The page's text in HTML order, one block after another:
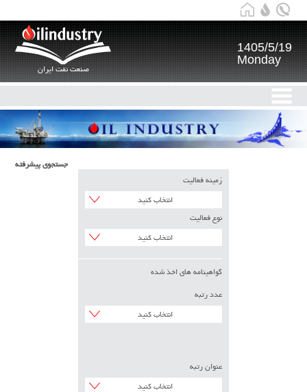
صنعت نفت ایران
1405/5/19
Monday
جستجوی پیشرفته
زمینه فعالیت
انتخاب کنید
نوع فعالیت
انتخاب کنید
گواهینامه های اخذ شده
عدد رتبه
انتخاب کنید
عنوان رتبه
انتخاب کنید